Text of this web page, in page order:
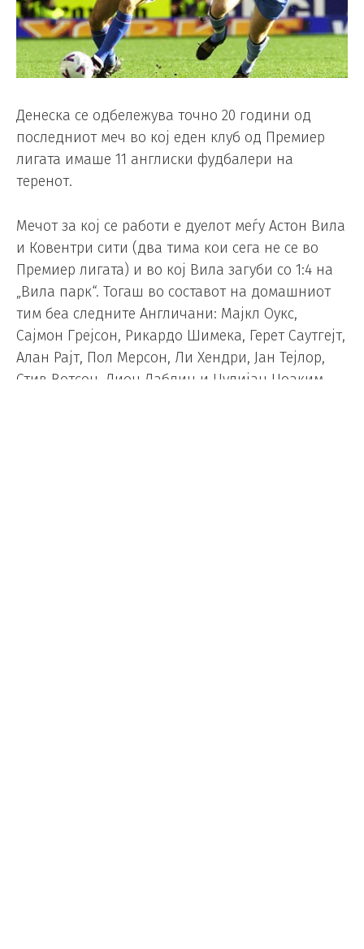
Денеска се одбележува точно 20 години од
последниот меч во кој еден клуб од Премиер
лигата имаше 11 англиски фудбалери на
теренот.
Мечот за кој се работи е дуелот меѓу Астон Вила
и Ковентри сити (два тима кои сега не се во
Премиер лигата) и во кој Вила загуби со 1:4 на
„Вила парк“. Тогаш во составот на домашниот
тим беа следните Англичани: Мајкл Оукс,
Сајмон Грејсон, Рикардо Шимека, Герет Саутгејт,
Алан Рајт, Пол Мерсон, Ли Хендри, Јан Тејлор,
Стив Вотсон, Дион Даблин и Џулијан Џоаким.